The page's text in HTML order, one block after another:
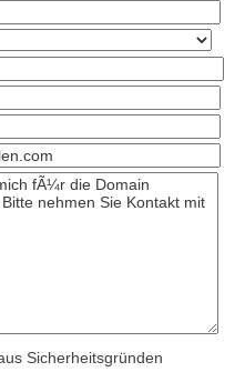
Sicherheitsgründen